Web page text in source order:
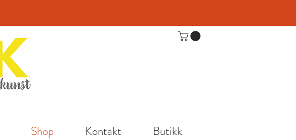
Shop Kontakt Butikk